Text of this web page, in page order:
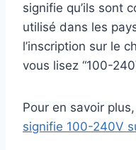
signifie qu’ils sont
utilisé dans les
l’inscription sur le
vous lisez “100-
Pour en savoir
signifie 100-240V